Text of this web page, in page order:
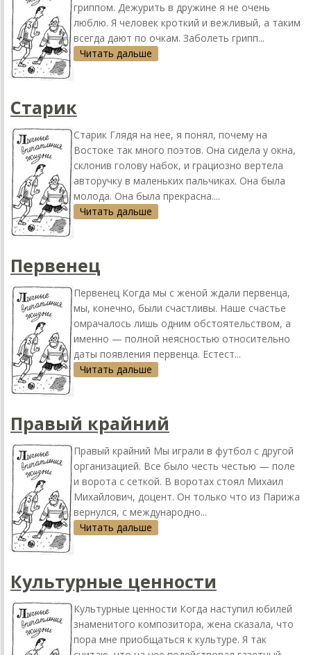
гриппом. Дежурить в дружине я не очень
люблю. Я человек кроткий и вежливый, а таким
всегда дают по очкам. Заболеть грипп...
Читать дальше
Старик
Старик Глядя на нее, я понял, почему на
Востоке так много поэтов. Она сидела у окна,
склонив голову набок, и грациозно вертела
авторучку в маленьких пальчиках. Она была
молода. Она была прекрасна....
Читать дальше
Первенец
Первенец Когда мы с женой ждали первенца,
мы, конечно, были счастливы. Наше счастье
омрачалось лишь одним обстоятельством, а
именно — полной неясностью относительно
даты появления первенца. Естест...
Читать дальше
Правый крайний
Правый крайний Мы играли в футбол с другой
организацией. Все было честь честью — поле
и ворота с сеткой. В воротах стоял Михаил
Михайлович, доцент. Он только что из Парижа
вернулся, с международно...
Читать дальше
Культурные ценности
Культурные ценности Когда наступил юбилей
знаменитого композитора, жена сказала, что
пора мне приобщаться к культуре. Я так